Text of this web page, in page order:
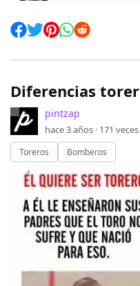
Diferencias
pintzap
hace 3 años · 171
Toreros Bomberos